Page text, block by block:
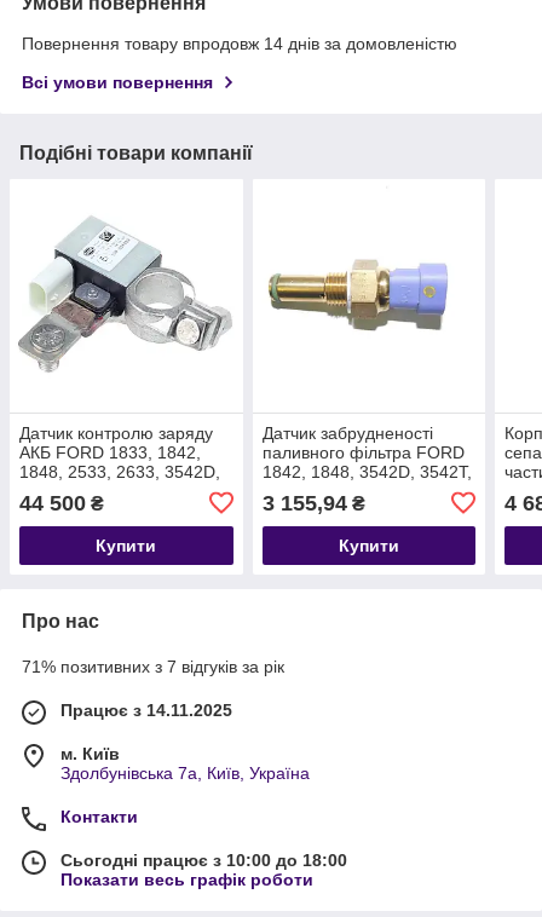
Повернення товару впродовж 14 днів за домовленістю
Всі умови повернення
Подібні товари компанії
Датчик контролю заряду
АКБ FORD 1833, 1842,
1848, 2533, 2633, 3542D,
GC4610C679AB
44 500 ₴
Купити
Датчик забрудненості
паливного фільтра FORD
1842, 1848, 3542D, 3542T,
GC466C742AA
3 155,94₴
Купити
4
Про нас
71% позитивних з 7 відгуків за рік
Працює з 14.11.2025
м. Київ
Здолбунівська 7а, Київ, Україна
Контакти
Сьогодні працює з 10:00 до 18:00
Показати весь графік роботи